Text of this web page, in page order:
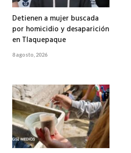
Detienen a mujer buscada
por homicidio y desaparición
en Tlaquepaque
8 agosto, 2026